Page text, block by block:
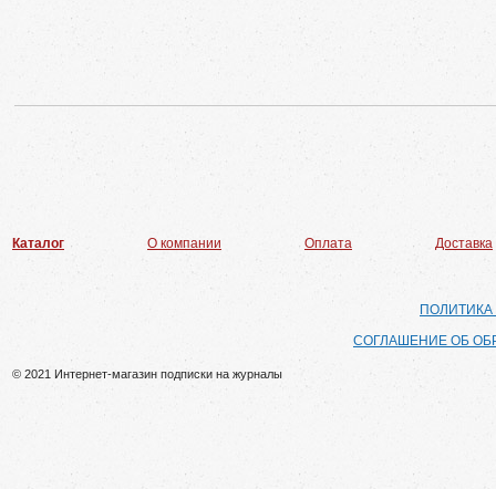
Каталог О компании Оплата Доставка
СОГЛАШЕНИЕ ОБ
© 2021 Интернет-магазин подписки на журналы